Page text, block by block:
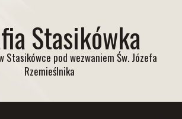
Stasikówka
Stasikówce pod wezwaniem Św. Józefa
Rzemieślnika